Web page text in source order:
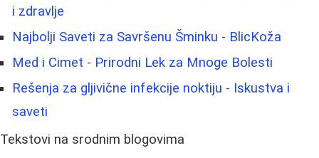
i zdravlje
Najbolji Saveti za Savršenu Šminku - BlicKoža
Med i Cimet - Prirodni Lek za Mnoge Bolesti
Rešenja za gljivične infekcije noktiju - Iskustva i
saveti
Tekstovi na srodnim blogovima